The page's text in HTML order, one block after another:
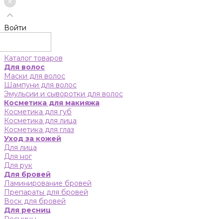
Войти
Каталог товаров
Для волос
Маски для волос
Шампуни для волос
Эмульсии и сыворотки для волос
Косметика для макияжа
Косметика для губ
Косметика для лица
Косметика для глаз
Уход за кожей
Для лица
Для ног
Для рук
Для бровей
Ламинирование бровей
Препараты для бровей
Воск для бровей
Для ресниц